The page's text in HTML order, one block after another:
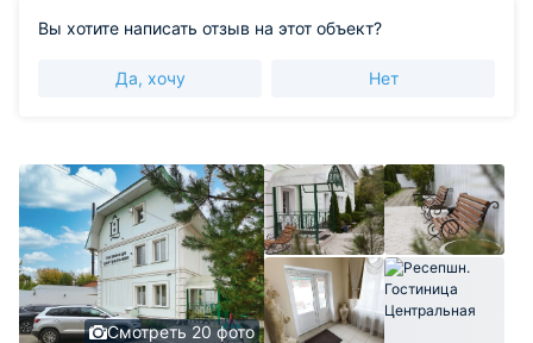
Вы хотите написать отзыв на этот объект?
Да, хочу Нет
Смотреть 20 фото